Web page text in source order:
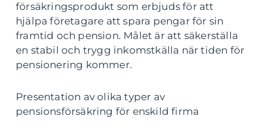
försäkringsprodukt som erbjuds för att
hjälpa företagare att spara pengar för sin
framtid och pension. Målet är att säkerställa
en stabil och trygg inkomstkälla när tiden för
pensionering kommer.
Presentation av olika typer av
pensionsförsäkring för enskild firma